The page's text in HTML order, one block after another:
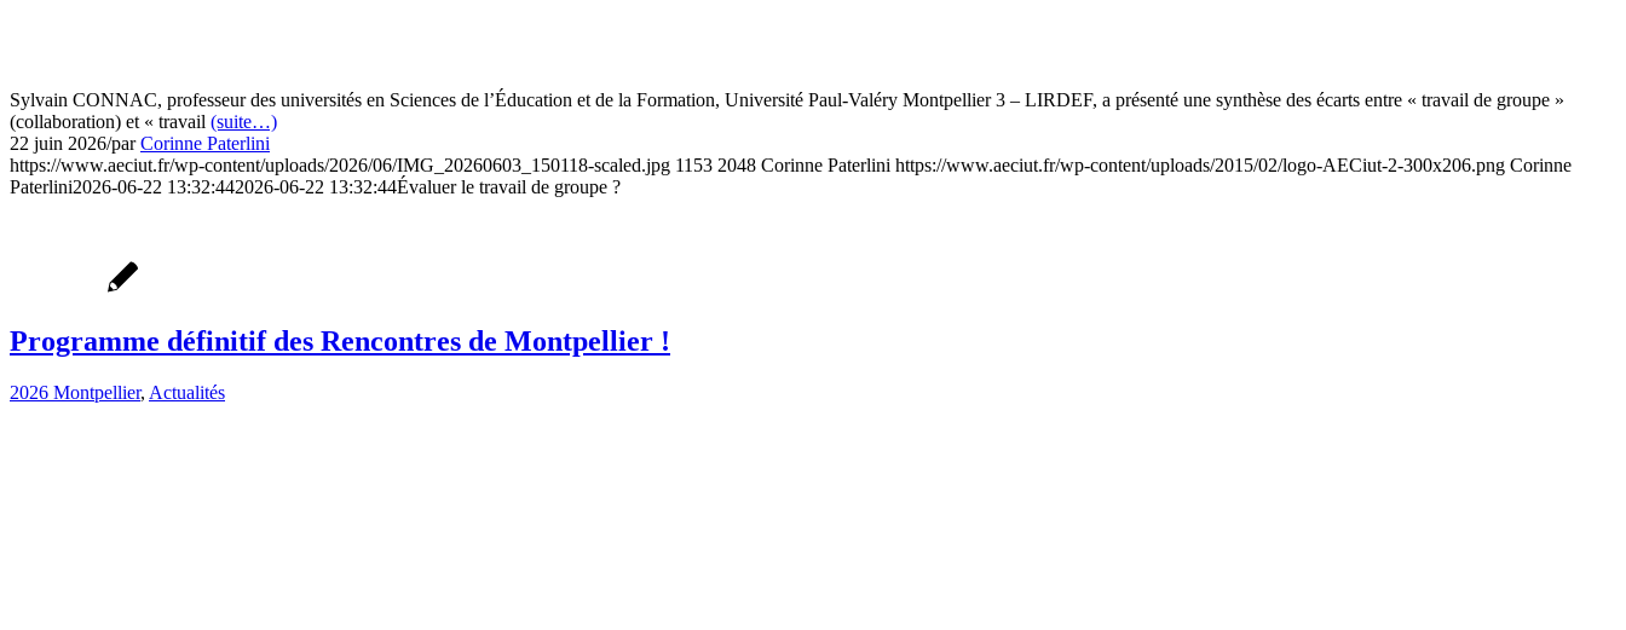
Sylvain CONNAC, professeur des universités en Sciences de l’Éducation et de la Formation, Université Paul-Valéry Montpellier 3 – LIRDEF, a présenté une synthèse des écarts entre « travail de groupe »
(collaboration) et « travail (suite…)
22 juin 2026/parCorinne Paterlini
https://www.aeciut.fr/wp-content/uploads/2026/06/IMG_20260603_150118-scaled.jpg 1153 2048 Corinne Paterlini https://www.aeciut.fr/wp-content/uploads/2015/02/logo-AECiut-2-300x206.png Corinne
Paterlini2026-06-22 13:32:442026-06-22 13:32:44Évaluer le travail de groupe ?
Programme définitif des Rencontres de Montpellier !
2026 Montpellier, Actualités